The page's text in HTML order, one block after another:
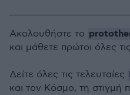
Ακολουθήστε το
και μάθετε πρώτοι όλες
Δείτε όλες τις τελευταίες
και τον Κόσμο, τη στιγμή